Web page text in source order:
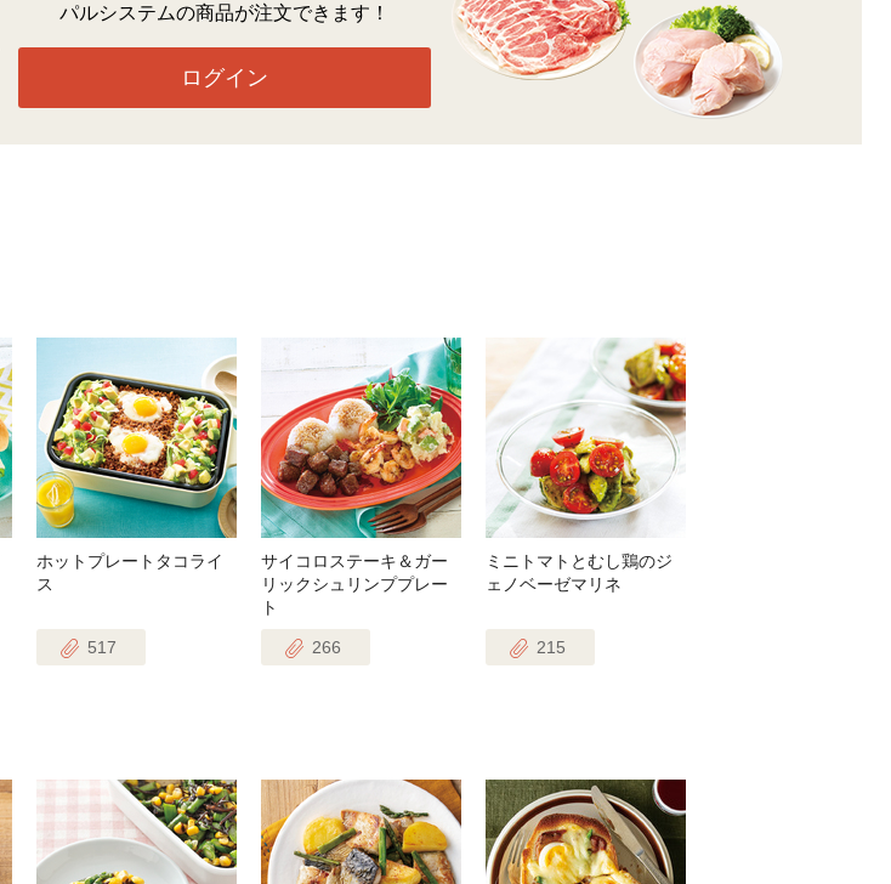
パルシステムの商品が注文できます！
ログイン
ホットプレートタコライ
ス
517
サイコロステーキ＆ガー
リックシュリンププレー
ト
266
ミニトマトとむし鶏のジ
ェノベーゼマリネ
215